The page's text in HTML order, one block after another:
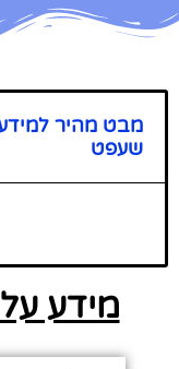
מבט מהיר למידע
שעפט
מידע על